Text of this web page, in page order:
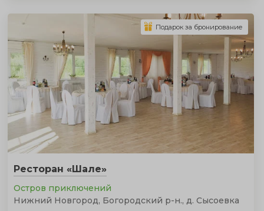
Ресторан «Шале»
Остров приключений
Нижний Новгород, Богородский р-н., д. Сысоевка
Подарок за бронирование